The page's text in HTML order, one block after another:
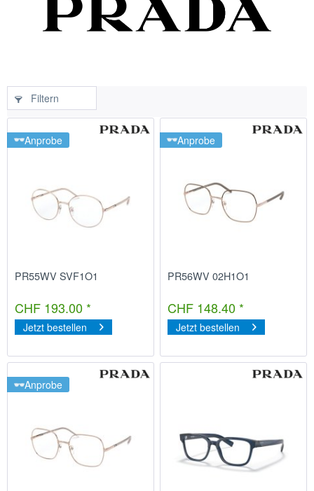
Filtern
Anprobe
PR55WV SVF1O1
CHF 193.00 *
Jetzt bestellen
Anprobe
PR56WV 02H1O1
CHF 148.40 *
Jetzt bestellen
Anprobe